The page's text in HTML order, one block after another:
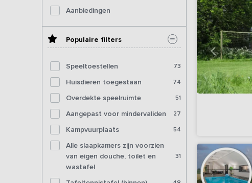
Aanbiedingen
Populaire filters
Speeltoestellen 73
Huisdieren toegestaan 74
Overdekte speelruimte 51
Aangepast voor mindervaliden 27
Kampvuurplaats 54
Alle slaapkamers zijn voorzien
van eigen douche, toilet en
wastafel
31